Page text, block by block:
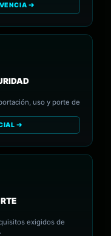
➔
uso y porte de
➔
exigidos de